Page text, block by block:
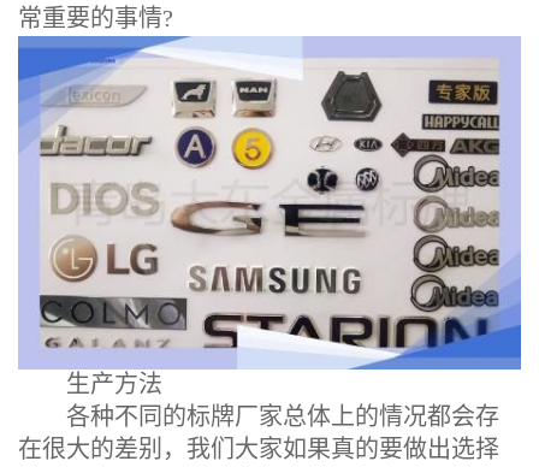
常重要的事情?
生产方法
各种不同的标牌厂家总体上的情况都会存
在很大的差别，我们大家如果真的要做出选择